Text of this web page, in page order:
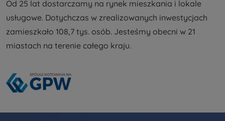
Twoje dane są współadministrowane przezspółki
z Grupy Kapitałowej Murapol. Więcej o tym jak
przetwarzamy dane, wykorzystujemy cookies i
jakie przysługują Ci prawa znajdziesz w
Od 25 lat dostarczamy na rynek mieszkania i lokale
usługowe. Dotychczas w zrealizowanych inwestycjach
zamieszkało 108,7 tys. osób. Jesteśmy obecni w 21
miastach na terenie całego kraju.